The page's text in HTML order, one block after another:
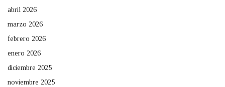
abril 2026
marzo 2026
febrero 2026
enero 2026
diciembre 2025
noviembre 2025